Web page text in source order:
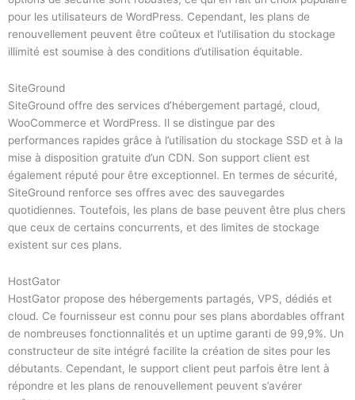
pour les utilisateurs de WordPress. Cependant, les plans de
renouvellement peuvent être coûteux et l’utilisation du stockage
illimité est soumise à des conditions d’utilisation équitable.
SiteGround
SiteGround offre des services d’hébergement partagé, cloud,
WooCommerce et WordPress. Il se distingue par des
performances rapides grâce à l’utilisation du stockage SSD et à la
mise à disposition gratuite d’un CDN. Son support client est
également réputé pour être exceptionnel. En termes de sécurité,
SiteGround renforce ses offres avec des sauvegardes
quotidiennes. Toutefois, les plans de base peuvent être plus chers
que ceux de certains concurrents, et des limites de stockage
existent sur ces plans.
HostGator
HostGator propose des hébergements partagés, VPS, dédiés et
cloud. Ce fournisseur est connu pour ses plans abordables offrant
de nombreuses fonctionnalités et un uptime garanti de 99,9%. Un
constructeur de site intégré facilite la création de sites pour les
débutants. Cependant, le support client peut parfois être lent à
répondre et les plans de renouvellement peuvent s’avérer